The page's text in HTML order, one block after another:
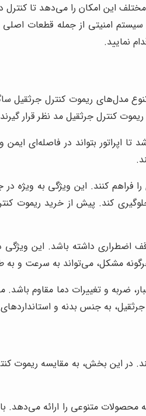
این امکان را می‌دهد تا کنترل
سیستم امنیتی از جمله قطعات
نمایید.
مدل‌های ریموت کنترل جرثقیل
کنترل جرثقیل مد نظر قرار
اپراتور بتواند در فاصله‌ای
فراهم کنند. این ویژگی به ویژه
جلوگیری کند. پیش از خرید ریموت
اضطراری داشته باشد. این ویژگی
مشکل، می‌تواند به سرعت و به
ضربه و تغییرات دما مقاوم
به جنس بدنه و
در این بخش، به مقایسه ریموت
متنوعی را ارائه می‌دهد.